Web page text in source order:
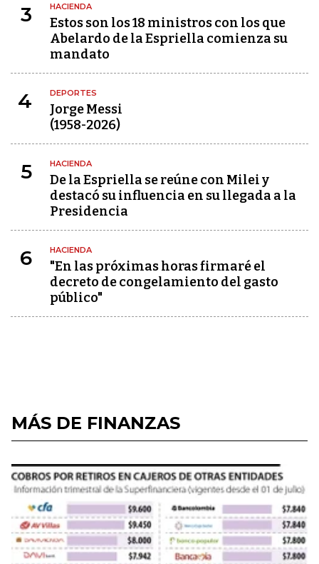
3 HACIENDA
Estos son los 18 ministros con los que
Abelardo de la Espriella comienza su
mandato
4 DEPORTES
Jorge Messi
(1958-2026)
5 HACIENDA
De la Espriella se reúne con Milei y
destacó su influencia en su llegada a la
Presidencia
6 HACIENDA
"En las próximas horas firmaré el
decreto de congelamiento del gasto
público"
MÁS DE FINANZAS